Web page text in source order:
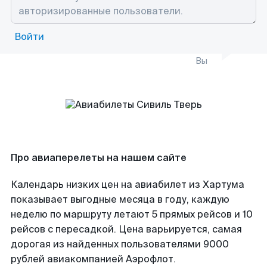
Войти
Вы
Про авиаперелеты на нашем сайте
Календарь низких цен на авиабилет из Хартума
показывает выгодные месяца в году, каждую
неделю по маршруту летают 5 прямых рейсов и 10
рейсов с пересадкой. Цена варьируется, самая
дорогая из найденных пользователями 9000
рублей авиакомпанией Аэрофлот.